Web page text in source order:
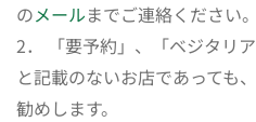
のメールまでご連絡ください。
2． 「要予約」、「ベジタリ
と記載のないお店であっても
勧めします。